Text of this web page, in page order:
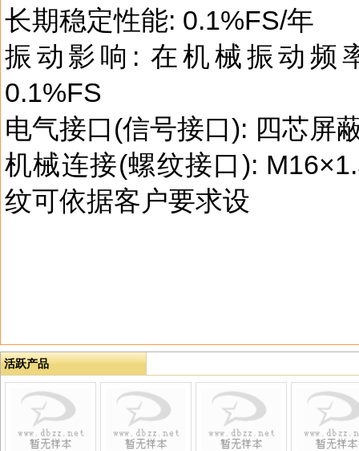
长期稳定性能: 0.1%FS/年
振动影响: 在机械振动频
0.1%FS
电气接口(信号接口): 四芯屏
机械连接(螺纹接口):
纹可依据客户要求设
活跃产品